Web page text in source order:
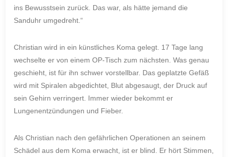
ins Bewusstsein zurück. Das war, als hätte jemand die
Sanduhr umgedreht.“
Christian wird in ein künstliches Koma gelegt. 17 Tage lang
wechselte er von einem OP-Tisch zum nächsten. Was genau
geschieht, ist für ihn schwer vorstellbar. Das geplatzte Gefäß
wird mit Spiralen abgedichtet, Blut abgesaugt, der Druck auf
sein Gehirn verringert. Immer wieder bekommt er
Lungenentzündungen und Fieber.
Als Christian nach den gefährlichen Operationen an seinem
Schädel aus dem Koma erwacht, ist er blind. Er hört Stimmen,